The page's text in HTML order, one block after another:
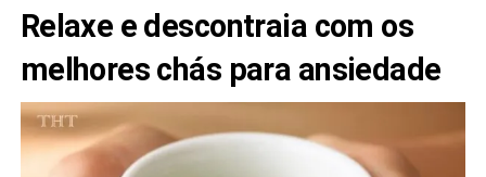
Relaxe e descontraia com os
melhores chás para ansiedade